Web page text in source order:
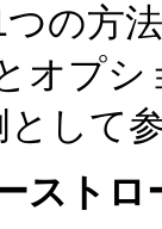
の方
オプ
して
スト